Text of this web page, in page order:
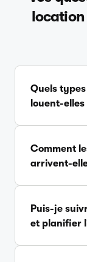
location
Quels
louent-
Comment
arrivent-
Puis-je
et planifier